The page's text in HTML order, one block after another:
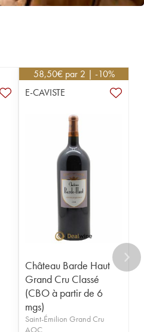
58,50€ par 2 | -10%
E-CAVISTE
Château Barde Haut
Grand Cru Classé
(CBO à partir de 6
mgs)
Saint-Émilion Grand Cru
AOC